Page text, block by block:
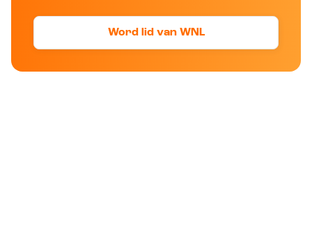
Word lid van WNL